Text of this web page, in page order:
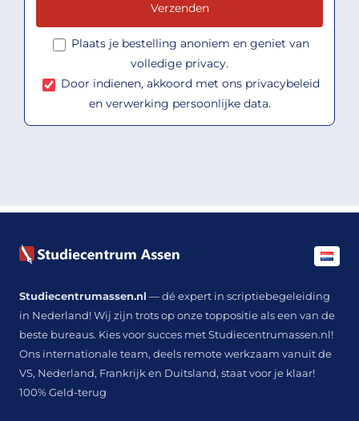
Plaats je bestelling anoniem en geniet van
volledige privacy.
Door indienen, akkoord met ons privacybeleid
en verwerking persoonlijke data.
Studiecentrumassen.nl — dé expert in scriptiebegeleiding
in Nederland! Wij zijn trots op onze toppositie als een van de
beste bureaus. Kies voor succes met Studiecentrumassen.nl!
Ons internationale team, deels remote werkzaam vanuit de
VS, Nederland, Frankrijk en Duitsland, staat voor je klaar!
100% Geld-terug